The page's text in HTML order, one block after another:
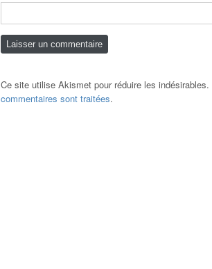
Ce site utilise Akismet pour réduire les indésirables.
commentaires sont traitées.